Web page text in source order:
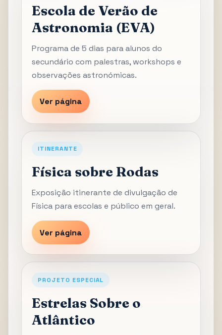
Escola de Verão de
Astronomia (EVA)
Programa de 5 dias para alunos do
secundário com palestras, workshops e
observações astronómicas.
Ver página
ITINERANTE
Física sobre Rodas
Exposição itinerante de divulgação de
Física para escolas e público em geral.
Ver página
PROJETO ESPECIAL
Estrelas Sobre o
Atlântico